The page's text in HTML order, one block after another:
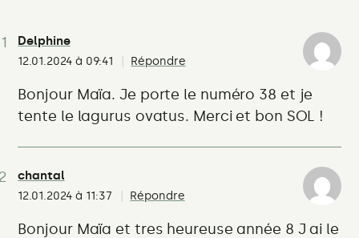
Delphine
12.01.2024 à 09:41 Répondre
Bonjour Maïa. Je porte le numéro 38 et je
tente le lagurus ovatus. Merci et bon SOL !
chantal
12.01.2024 à 11:37 Répondre
Bonjour Maïa et tres heureuse année 8 J ai le